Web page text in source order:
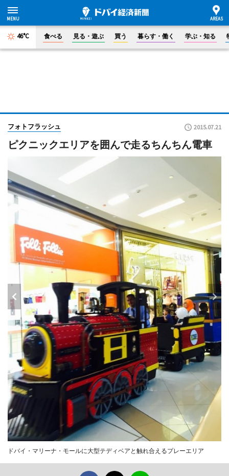
46°C 食べる 見る・遊ぶ 買う 暮らす・働く 学ぶ・知る
フォトフラッシュ 2015.07.21
ピクニックエリアを囲んで走るちんちん電車
ドバイ・マリーナ・モールに大型テディベアと触れ合えるプレーエリア